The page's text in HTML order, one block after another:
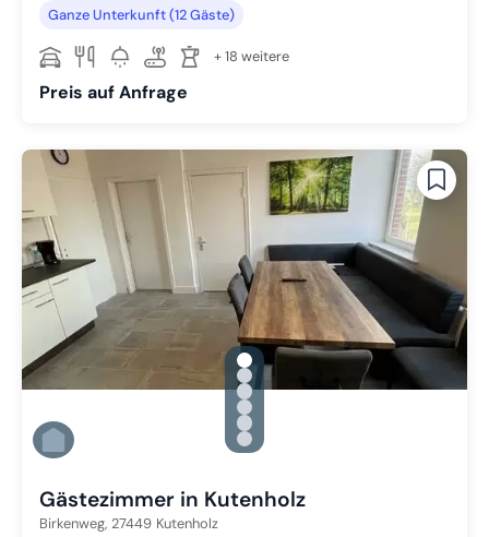
Ganze Unterkunft (12 Gäste)
+ 18 weitere
Preis auf Anfrage
gallery.slide_selector
Zu Slide 1 wechseln
Zu Slide 2 wechseln
Zu Slide 3 wechseln
Zu Slide 4 wechseln
Zu Slide 5 wechseln
Zu Slide 6 wechseln
Gästezimmer in Kutenholz
Birkenweg, 27449 Kutenholz